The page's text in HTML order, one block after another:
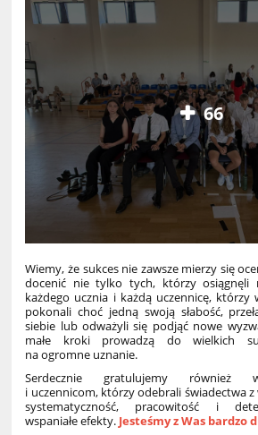
66
Wiemy, że sukces nie zawsze mierzy się
docenić nie tylko tych, którzy osiągnęli
każdego ucznia i każdą uczennicę,
pokonali choć jedną swoją słabość,
siebie lub odważyli się podjąć nowe
małe kroki prowadzą do wielkich
na ogromne uznanie.
Serdecznie gratulujemy również
i uczennicom, którzy odebrali świadectwa
systematyczność, pracowitość i
wspaniałe efekty. Jesteśmy z Was bardzo